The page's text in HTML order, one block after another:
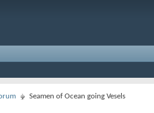
Seamen of Ocean going Vesels